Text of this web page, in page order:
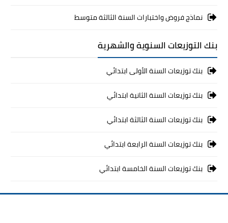
نماذج فروض واختبارات السنة الثالثة متوسط
بنك التوزيعات السنوية والشهرية
بنك توزيعات السنة الأولى ابتدائي
بنك توزيعات السنة الثانية ابتدائي
بنك توزيعات السنة الثالثة ابتدائي
بنك توزيعات السنة الرابعة ابتدائي
بنك توزيعات السنة الخامسة ابتدائي